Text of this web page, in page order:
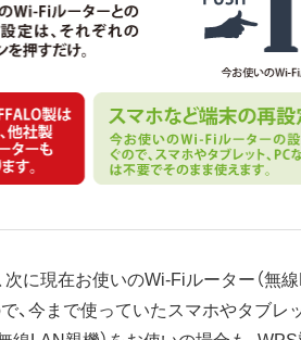
に現在お使いのWi-Fiルーター（無
、今まで使っていたスマホやタブ